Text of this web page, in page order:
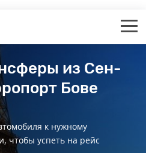
из Сен-
Бове
к нужному
чтобы успеть на рейс